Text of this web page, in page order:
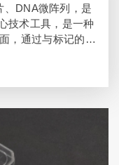
、DNA微阵列，是
技术工具，是一种
，通过与标记的样